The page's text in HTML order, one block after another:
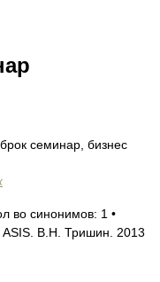
семинар, бизнес
во синонимов: 1 •
В.Н. Тришин. 2013